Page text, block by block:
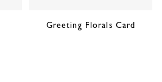
Greeting Florals Card